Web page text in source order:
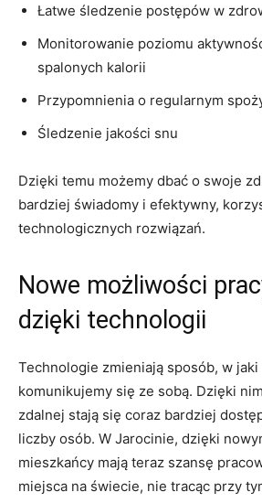
Łatwe śledzenie ⁣postępów w
Monitorowanie poziomu
spalonych kalorii
Przypomnienia o regularnym
Śledzenie jakości snu
Dzięki temu możemy dbać‍ o swoje
bardziej świadomy i efektywny,
technologicznych rozwiązań.
Nowe możliwości⁢
dzięki​ technologii
Technologie‌ zmieniają sposób, w‍
komunikujemy się ze‍ sobą. Dzięki
zdalnej stają się coraz bardziej
liczby osób. W ‌Jarocinie, dzięki
mieszkańcy mają teraz szansę
miejsca na świecie, nie tracąc przy